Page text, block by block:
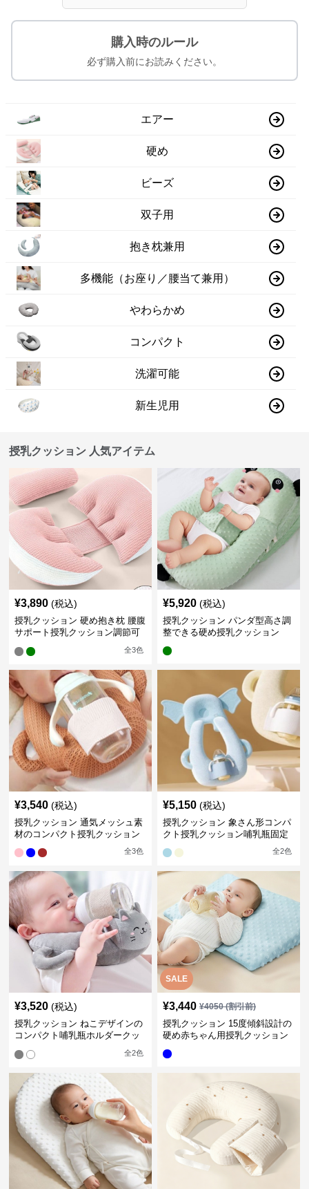
購入時のルール
必ず購入前にお読みください。
エアー
硬め
ビーズ
双子用
抱き枕兼用
多機能（お座り／腰当て兼用）
やわらかめ
コンパクト
洗濯可能
新生児用
授乳クッション 人気アイテム
¥3,890 (税込)
授乳クッション 硬め抱き枕 腰腹
サポート授乳クッション調節可
全3色
¥5,920 (税込)
授乳クッション パンダ型高さ調
整できる硬め授乳クッション
¥3,540 (税込)
授乳クッション 通気メッシュ素
材のコンパクト授乳クッション
全3色
¥5,150 (税込)
授乳クッション 象さん形コンパ
クト授乳クッション哺乳瓶固定
全2色
¥3,520 (税込)
授乳クッション ねこデザインの
コンパクト哺乳瓶ホルダークッ
全2色
SALE
¥3,440 ¥4050(割引前)
授乳クッション 15度傾斜設計の
硬め赤ちゃん用授乳クッション